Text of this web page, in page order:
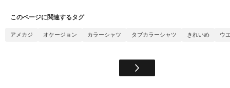
このページに関連するタグ
アメカジ オケージョン カラーシャツ タブカラーシャツ きれいめ ウ